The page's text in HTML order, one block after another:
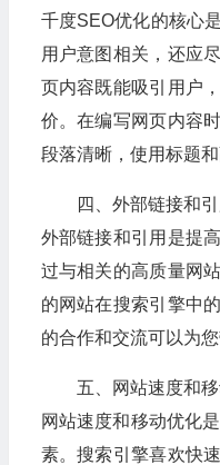
千度SEO优化的核心
用户意图相关，还应
页内容既能吸引用户
价。在编写网页内容
段落清晰，使用标题
四、外部链接和引
外部链接和引用是提
过与相关的高质量网
的网站在搜索引擎中
的合作和交流可以为
五、网站速度和
网站速度和移动优化
素。搜索引擎喜欢快